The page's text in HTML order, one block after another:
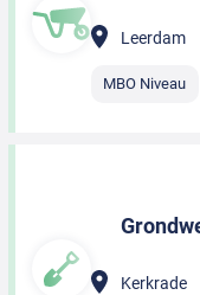
Leerdam
MBO Niveau
Kerkrade